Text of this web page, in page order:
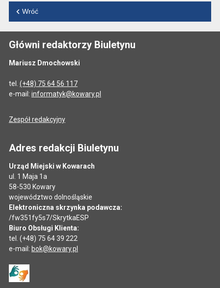
Wróć
Główni redaktorzy Biuletynu
Mariusz Dmochowski
tel. (+48) 75 64 56 117
e-mail: informatyk@kowary.pl
Zespół redakcyjny
Adres redakcji Biuletynu
Urząd Miejski w Kowarach
ul. 1 Maja 1a
58-530 Kowary
województwo dolnośląskie
Elektroniczna skrzynka podawcza:
/fw351fy5s7/SkrytkaESP
Biuro Obsługi Klienta:
tel. (+48) 75 64 39 222
e-mail: bok@kowary.pl